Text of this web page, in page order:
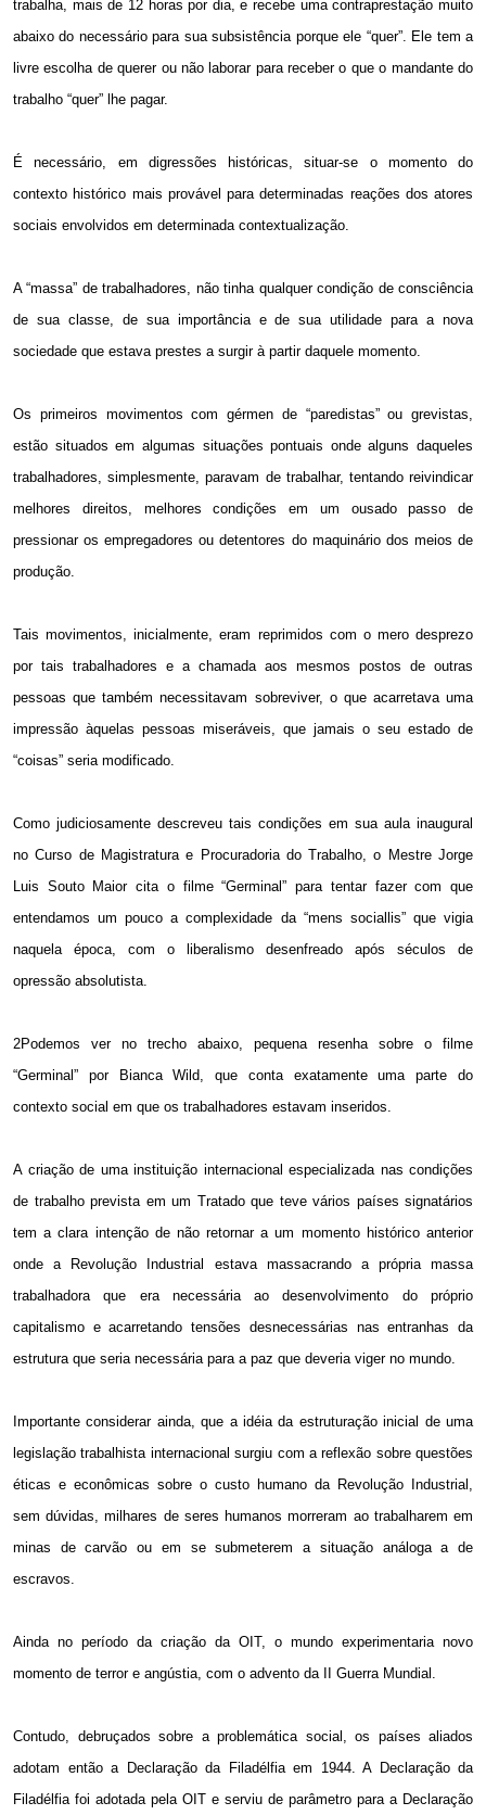
trabalha, mais de 12 horas por dia, e recebe uma contraprestação muito
abaixo do necessário para sua subsistência porque ele “quer”. Ele tem a
livre escolha de querer ou não laborar para receber o que o mandante do
trabalho “quer” lhe pagar.
É necessário, em digressões históricas, situar-se o momento do
contexto histórico mais provável para determinadas reações dos atores
sociais envolvidos em determinada contextualização.
A “massa” de trabalhadores, não tinha qualquer condição de consciência
de sua classe, de sua importância e de sua utilidade para a nova
sociedade que estava prestes a surgir à partir daquele momento.
Os primeiros movimentos com gérmen de “paredistas” ou grevistas,
estão situados em algumas situações pontuais onde alguns daqueles
trabalhadores, simplesmente, paravam de trabalhar, tentando reivindicar
melhores direitos, melhores condições em um ousado passo de
pressionar os empregadores ou detentores do maquinário dos meios de
produção.
Tais movimentos, inicialmente, eram reprimidos com o mero desprezo
por tais trabalhadores e a chamada aos mesmos postos de outras
pessoas que também necessitavam sobreviver, o que acarretava uma
impressão àquelas pessoas miseráveis, que jamais o seu estado de
“coisas” seria modificado.
Como judiciosamente descreveu tais condições em sua aula inaugural
no Curso de Magistratura e Procuradoria do Trabalho, o Mestre Jorge
Luis Souto Maior cita o filme “Germinal” para tentar fazer com que
entendamos um pouco a complexidade da “mens sociallis” que vigia
naquela época, com o liberalismo desenfreado após séculos de
opressão absolutista.
2Podemos ver no trecho abaixo, pequena resenha sobre o filme
“Germinal” por Bianca Wild, que conta exatamente uma parte do
contexto social em que os trabalhadores estavam inseridos.
A criação de uma instituição internacional especializada nas condições
de trabalho prevista em um Tratado que teve vários países signatários
tem a clara intenção de não retornar a um momento histórico anterior
onde a Revolução Industrial estava massacrando a própria massa
trabalhadora que era necessária ao desenvolvimento do próprio
capitalismo e acarretando tensões desnecessárias nas entranhas da
estrutura que seria necessária para a paz que deveria viger no mundo.
Importante considerar ainda, que a idéia da estruturação inicial de uma
legislação trabalhista internacional surgiu com a reflexão sobre questões
éticas e econômicas sobre o custo humano da Revolução Industrial,
sem dúvidas, milhares de seres humanos morreram ao trabalharem em
minas de carvão ou em se submeterem a situação análoga a de
escravos.
Ainda no período da criação da OIT, o mundo experimentaria novo
momento de terror e angústia, com o advento da II Guerra Mundial.
Contudo, debruçados sobre a problemática social, os países aliados
adotam então a Declaração da Filadélfia em 1944. ADeclaração da
Filadélfia foi adotada pela OIT e serviu de parâmetro para a Declaração